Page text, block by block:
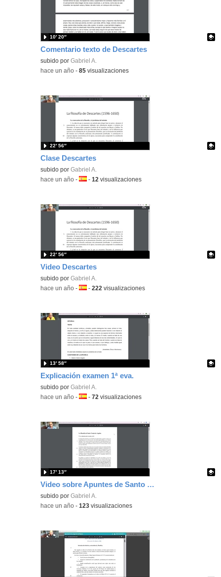
Comentario texto de Descartes
Contenido educativo.
subido porGabriel A.
10′ 20″
-hace un año -85 visualizaciones
Clase Descartes
Contenido educativo.
subido porGabriel A.
22′ 56″
-hace un año -Idioma:
-12 visualizaciones
Video Descartes
Contenido educativo.
subido porGabriel A.
22′ 56″
-hace un año -Idioma:
-222 visualizaciones
Explicación examen 1ª eva.
Contenido educativo.
subido porGabriel A.
13′ 58″
-hace un año -Idioma:
-72 visualizaciones
Video sobre Apuntes de Santo Tomás
Contenido educativo.
subido porGabriel A.
17′ 13″
-hace un año -123 visualizaciones